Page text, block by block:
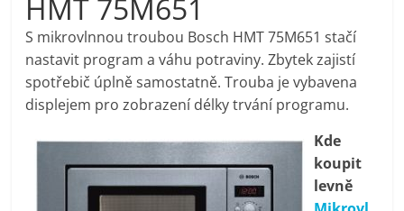
pračky,
televize,
notebooky,
mobilní
HMT 75M651
S mikrovlnnou troubou Bosch HMT 75M651 stačí
nastavit program a váhu potraviny. Zbytek zajistí
spotřebič úplně samostatně. Trouba je vybavena
displejem pro zobrazení délky trvání programu.
Kde
koupit
levně